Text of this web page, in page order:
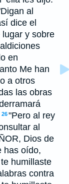
al
dice el
lugar y sobre
en
Me han
a otros
las obras
26"Pero al rey
al
Dios de
has oído,
humillaste
contra